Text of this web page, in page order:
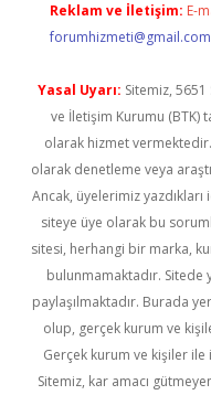
Reklam ve İletişim: E-
forumhizmeti@gmail.com
Yasal Uyarı: Sitemiz, 5651
ve İletişim Kurumu (BTK)
olarak hizmet
olarak denetleme veya
Ancak, üyelerimiz
siteye üye olarak bu
sitesi, herhangi bir marka,
bulunmamaktadır. Sitede
paylaşılmaktadır. Burada
olup, gerçek kurum ve
Gerçek kurum ve kişiler
Sitemiz, kar amacı